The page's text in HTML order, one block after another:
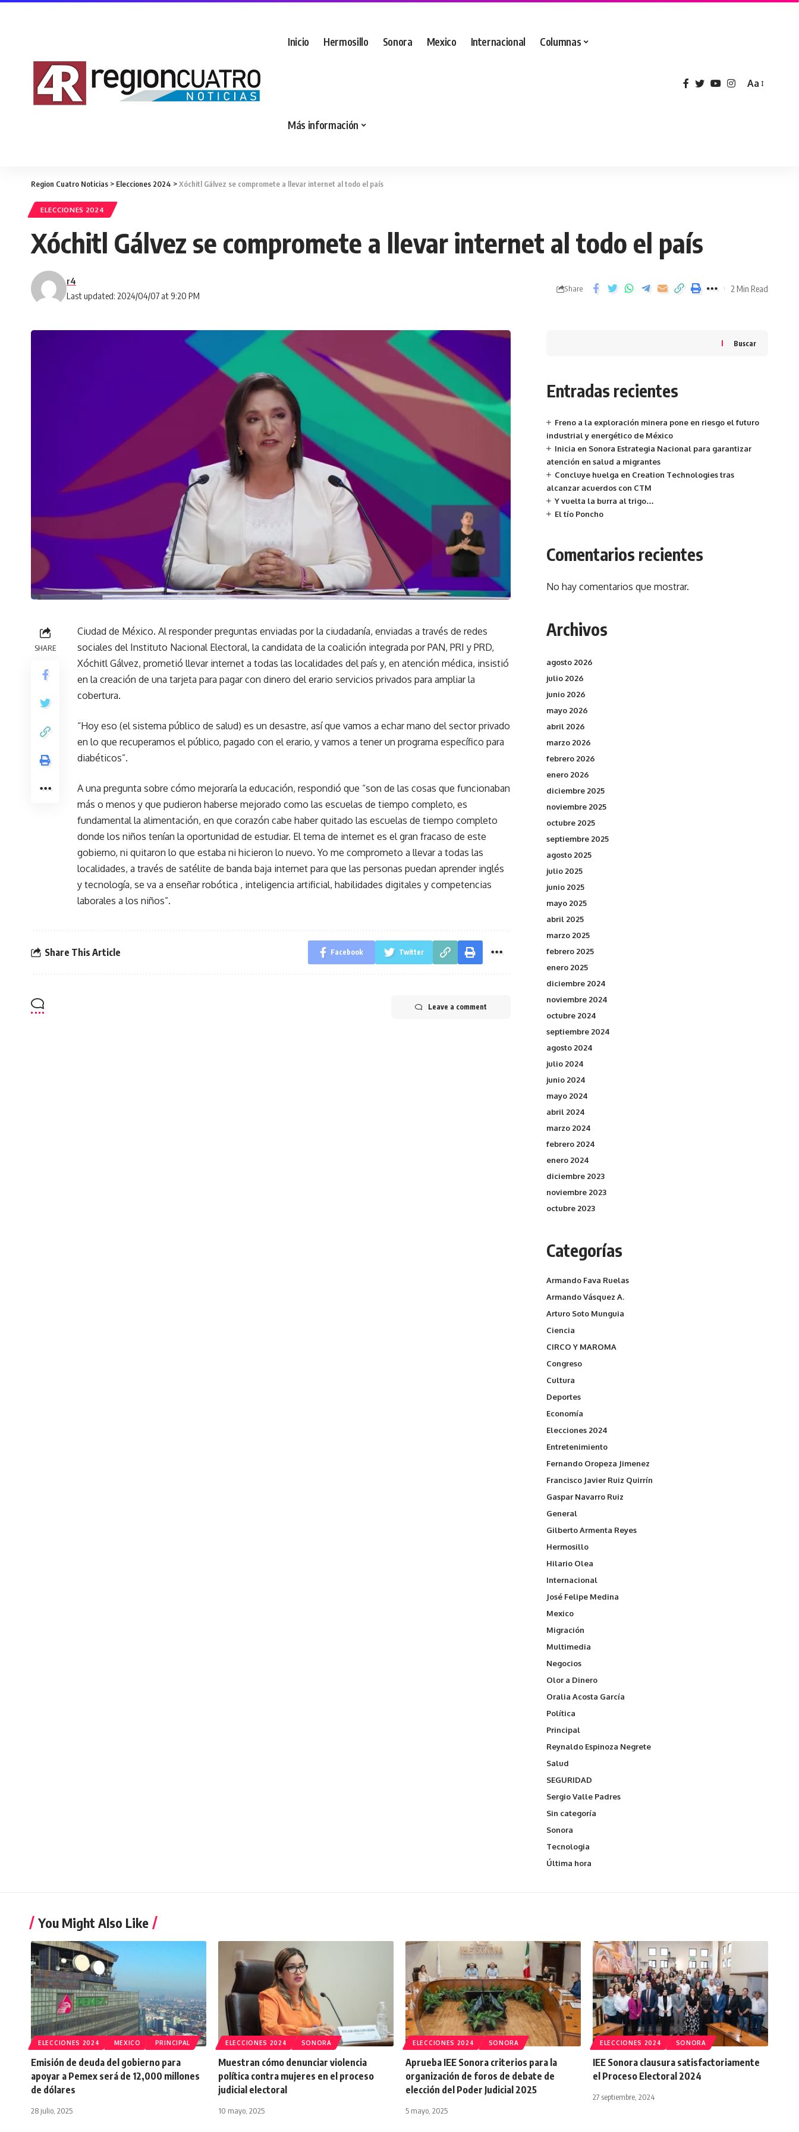
Inicio Hermosillo Sonora Mexico Internacional Columnas
Más información
Aa
Region Cuatro Noticias > Elecciones 2024 >Xóchitl Gálvez se compromete a llevar internet al todo el país
ELECCIONES 2024
Xóchitl Gálvez se compromete a llevar internet al todo el país
Last updated: 2024/04/07 at 9:20 PM
r4
Share 2 Min Read
SHARE
Ciudad de México. Al responder preguntas enviadas por la ciudadanía, enviadas a través de redes
sociales del Instituto Nacional Electoral, la candidata de la coalición integrada por PAN, PRI y PRD,
Xóchitl Gálvez, prometió llevar internet a todas las localidades del país y, en atención médica, insistió
en la creación de una tarjeta para pagar con dinero del erario servicios privados para ampliar la
cobertura.
“Hoy eso (el sistema público de salud) es un desastre, así que vamos a echar mano del sector privado
en lo que recuperamos el público, pagado con el erario, y vamos a tener un programa específico para
diabéticos”.
A una pregunta sobre cómo mejoraría la educación, respondió que “son de las cosas que funcionaban
más o menos y que pudieron haberse mejorado como las escuelas de tiempo completo, es
fundamental la alimentación, en que corazón cabe haber quitado las escuelas de tiempo completo
donde los niños tenían la oportunidad de estudiar. El tema de internet es el gran fracaso de este
gobierno, ni quitaron lo que estaba ni hicieron lo nuevo. Yo me comprometo a llevar a todas las
localidades, a través de satélite de banda baja internet para que las personas puedan aprender inglés
y tecnología, se va a enseñar robótica , inteligencia artificial, habilidades digitales y competencias
laborales a los niños”.
Share This Article Facebook Twitter
Leave a comment
Buscar
Entradas recientes
Freno a la exploración minera pone en riesgo el futuro
industrial y energético de México
Inicia en Sonora Estrategia Nacional para garantizar
atención en salud a migrantes
Concluye huelga en Creation Technologies tras
alcanzar acuerdos con CTM
Y vuelta la burra al trigo…
El tío Poncho
Comentarios recientes
No hay comentarios que mostrar.
Archivos
agosto 2026
julio 2026
junio 2026
mayo 2026
abril 2026
marzo 2026
febrero 2026
enero 2026
diciembre 2025
noviembre 2025
octubre 2025
septiembre 2025
agosto 2025
julio 2025
junio 2025
mayo 2025
abril 2025
marzo 2025
febrero 2025
enero 2025
diciembre 2024
noviembre 2024
octubre 2024
septiembre 2024
agosto 2024
julio 2024
junio 2024
mayo 2024
abril 2024
marzo 2024
febrero 2024
enero 2024
diciembre 2023
noviembre 2023
octubre 2023
Categorías
Armando Fava Ruelas
Armando Vásquez A.
Arturo Soto Munguia
Ciencia
CIRCO Y MAROMA
Congreso
Cultura
Deportes
Economía
Elecciones 2024
Entretenimiento
Fernando Oropeza Jimenez
Francisco Javier Ruiz Quirrín
Gaspar Navarro Ruiz
General
Gilberto Armenta Reyes
Hermosillo
Hilario Olea
Internacional
José Felipe Medina
Mexico
Migración
Multimedia
Negocios
Olor a Dinero
Oralia Acosta García
Política
Principal
Reynaldo Espinoza Negrete
Salud
SEGURIDAD
Sergio Valle Padres
Sin categoría
Sonora
Tecnologia
Última hora
You Might Also Like
ELECCIONES 2024 MEXICO PRINCIPAL
Emisión de deuda del gobierno para
apoyar a Pemex será de 12,000 millones
de dólares
28 julio, 2025
ELECCIONES 2024 SONORA
Muestran cómo denunciar violencia
política contra mujeres en el proceso
judicial electoral
10 mayo, 2025
ELECCIONES 2024 SONORA
Aprueba IEE Sonora criterios para la
organización de foros de debate de
elección del Poder Judicial 2025
5 mayo, 2025
ELECCIONES 2024 SONORA
IEE Sonora clausura satisfactoriamente
el Proceso Electoral 2024
27 septiembre, 2024